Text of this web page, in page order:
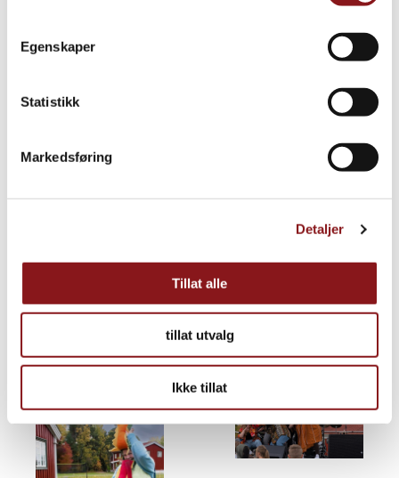
Egenskaper
Statistikk
Markedsføring
Detaljer
Tillat alle
tillat utvalg
Ikke tillat